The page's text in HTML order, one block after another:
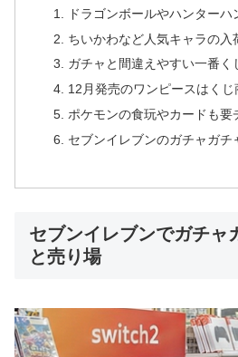
ドラゴンボールやハンターハ
ちいかわなど人気キャラの入
ガチャと間違えやすい一番く
12月発売のワンピースはくじ
ポケモンの食玩やカードも要
セブンイレブンのガチャガチ
セブンイレブンでガチャ
と売り場